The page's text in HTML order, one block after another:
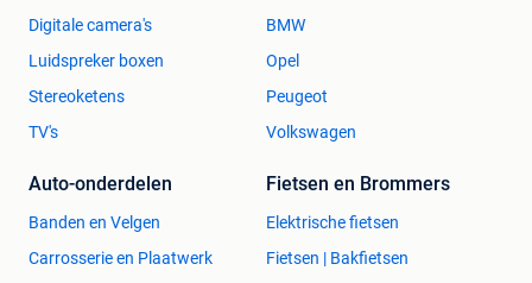
Digitale camera's
Luidspreker boxen
Stereoketens
TV's
BMW
Opel
Peugeot
Volkswagen
Auto-onderdelen
Banden en Velgen
Carrosserie en Plaatwerk
Fietsen en Brommers
Elektrische fietsen
Fietsen | Bakfietsen